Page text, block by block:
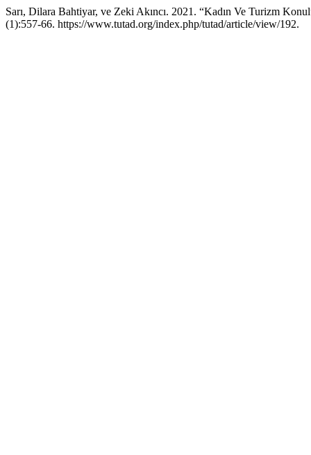
Sarı, Dilara Bahtiyar, ve Zeki Akıncı. 2021. “Kadın Ve Turizm
(1):557-66. https://www.tutad.org/index.php/tutad/article/view/192.